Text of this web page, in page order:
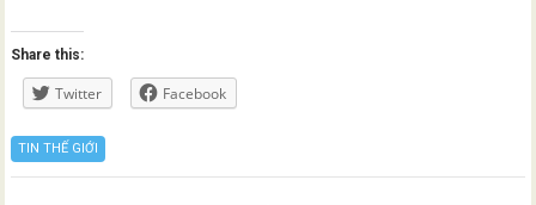
Share this:
Twitter Facebook
TIN THẾ GIỚI